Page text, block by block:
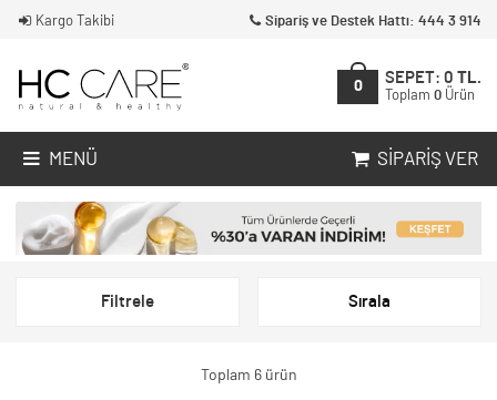
Kargo Takibi Sipariş ve Destek Hattı: 444 3 914
0
SEPET: 0 TL.
Toplam 0 Ürün
MENÜ SIPARIŞ VER
Filtrele Sırala
Toplam 6 ürün